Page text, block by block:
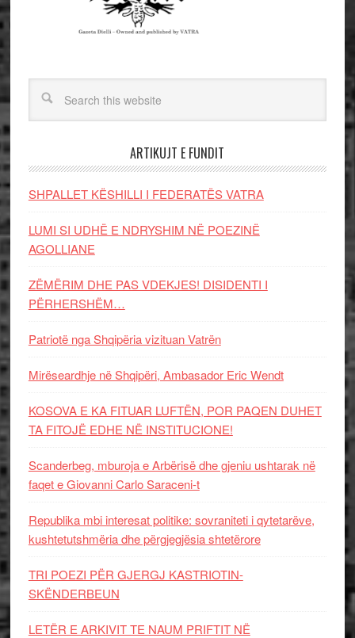
ARTIKUJT E FUNDIT
SHPALLET KËSHILLI I FEDERATËS VATRA
LUMI SI UDHË E NDRYSHIM NË POEZINË
AGOLLIANE
ZËMËRIM DHE PAS VDEKJES! DISIDENTI I
PËRHERSHËM…
Patriotë nga Shqipëria vizituan Vatrën
Mirëseardhje në Shqipëri, Ambasador Eric Wendt
KOSOVA E KA FITUAR LUFTËN, POR PAQEN DUHET
TA FITOJË EDHE NË INSTITUCIONE!
Scanderbeg, mburoja e Arbërisë dhe gjeniu ushtarak në
faqet e Giovanni Carlo Saraceni-t
Republika mbi interesat politike: sovraniteti i qytetarëve,
kushtetutshmëria dhe përgjegjësia shtetërore
TRI POEZI PËR GJERGJ KASTRIOTIN-
SKËNDERBEUN
LETËR E ARKIVIT TE NAUM PRIFTIT NË